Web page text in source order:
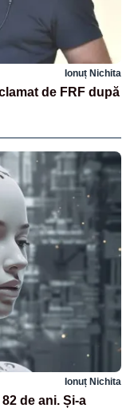
Ionuț Nichita
de FRF după
Ionuț Nichita
de ani. Și-a